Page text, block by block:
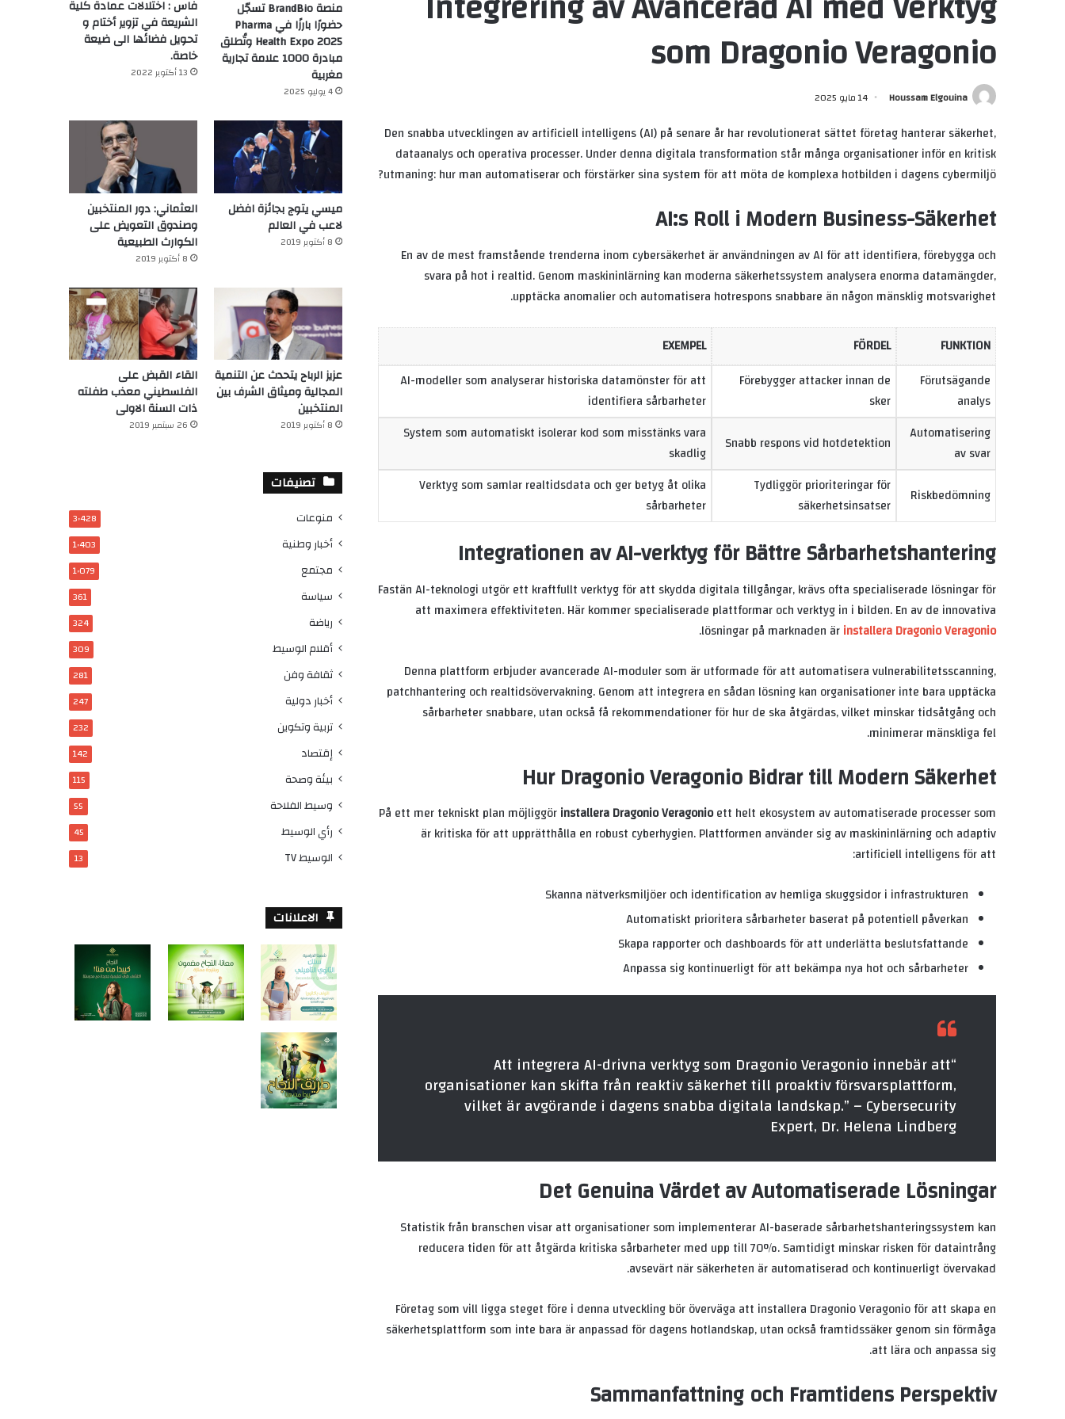
som Dragonio Veragonio
Houssam Elgouina 14 مايو 2025
Den snabba utvecklingen av artificiell intelligens (AI) på senare år har revolutionerat sättet företag hanterar säkerhet,
dataanalys och operativa processer. Under denna digitala transformation står många organisationer inför en kritisk
utmaning: hur man automatiserar och förstärker sina system för att möta de komplexa hotbilden i dagens cybermiljö?
AI:s Roll i Modern Business-Säkerhet
En av de mest framstående trenderna inom cybersäkerhet är användningen av AI för att identifiera, förebygga och
svara på hot i realtid. Genom maskininlärning kan moderna säkerhetssystem analysera enorma datamängder,
upptäcka anomalier och automatisera hotrespons snabbare än någon mänsklig motsvarighet.
FUNKTION
FÖRDEL
EXEMPEL
Förutsägande
analys
Förebygger attacker innan de
sker
AI-modeller som analyserar historiska datamönster för att
identifiera sårbarheter
Automatisering
av svar
Snabb respons vid hotdetektion
System som automatiskt isolerar kod som misstänks vara
skadlig
Riskbedömning
Tydliggör prioriteringar för
säkerhetsinsatser
Verktyg som samlar realtidsdata och ger betyg åt olika
sårbarheter
Integrationen av AI-verktyg för Bättre Sårbarhetshantering
Fastän AI-teknologi utgör ett kraftfullt verktyg för att skydda digitala tillgångar, krävs ofta specialiserade lösningar för
att maximera effektiviteten. Här kommerspecialiserade plattformar och verktygin i bilden. En av de innovativa
lösningar på marknaden ärinstallera Dragonio Veragonio
.
Denna plattform erbjuder avancerade AI-moduler som är utformade för att automatisera vulnerabilitetsscanning,
patchhantering och realtidsövervakning. Genom att integrera en sådan lösning kan organisationer inte bara upptäcka
sårbarheter snabbare, utan också få rekommendationer för hur de ska åtgärdas, vilket minskar tidsåtgång och
minimerar mänskliga fel.
Hur Dragonio Veragonio Bidrar till Modern Säkerhet
På ett mer tekniskt plan möjliggörinstallera Dragonio Veragonioett helt ekosystem av automatiserade processer som
är kritiska för att upprätthålla en robust cyberhygien. Plattformen använder sig av maskininlärning och adaptiv
artificiell intelligens för att:
Skanna nätverksmiljöer och identification av hemliga skuggsidor i infrastrukturen
Automatiskt prioritera sårbarheter baserat på potentiell påverkan
Skapa rapporter och dashboards för att underlätta beslutsfattande
Anpassa sig kontinuerligt för att bekämpa nya hot och sårbarheter
“Att integrera AI-drivna verktyg som Dragonio Veragonio innebär att
organisationer kan skifta från reaktiv säkerhet till proaktiv försvarsplattform,
vilket är avgörande i dagens snabba digitala landskap.” – Cybersecurity
Expert, Dr. Helena Lindberg
Det Genuina Värdet av Automatiserade Lösningar
Statistik från branschen visar att organisationer som implementerar AI-baserade sårbarhetshanteringssystem kan
reducera tiden för att åtgärda kritiska sårbarheter med upp till 70%. Samtidigt minskar risken för dataintrång
avsevärt när säkerheten är automatiserad och kontinuerligt övervakad.
Företag som vill ligga steget före i denna utveckling bör överväga att installera Dragonio Veragonio för att skapa en
säkerhetsplattform som inte bara är anpassad för dagens hotlandskap, utan också framtidssäker genom sin förmåga
att lära och anpassa sig.
Sammanfattning och Framtidens Perspektiv
منصة BrandBio تسجّل
حضورًا بارزًا في Pharma
Health Expo 2025 وتُطلق
مبادرة 1000 علامة تجارية
مغربية
4 يوليو 2025
فاس : اختلالات عمادة كلية
الشريعة في تزوير أختام و
تحويل فضائها الى ضيعة
خاصة.
13 أكتوبر 2022
ميسي يتوج بجائزة افضل
لاعب في العالم‎
8 أكتوبر 2019
العثماني: دور المنتخبين
وصندوق التعويض على
الكوارث الطبيعية
8 أكتوبر 2019
عزيز الرباح يتحدث عن التنمية
المجالية وميثاق الشرف بين
المنتخبين
8 أكتوبر 2019
القاء القبض على
الفلسطيني معذب طفلته
ذات السنة الاولى
26 سبتمبر 2019
تصنيفات
منوعات 3٬428
أخبار وطنية 1٬403
مجتمع 1٬079
سياسة 361
رياضة 324
أقلام الوسيط 309
ثقافة وفن 281
أخبار دولية 247
تربية وتكوين 232
إقتصاد 142
بيئة وصحة 115
وسيط الفلاحة 55
رأي الوسيط 45
الوسيط TV 13
الاعلانات